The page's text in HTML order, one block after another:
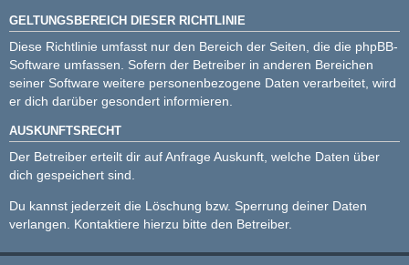
GELTUNGSBEREICH DIESER RICHTLINIE
Diese Richtlinie umfasst nur den Bereich der Seiten, die die phpBB-
Software umfassen. Sofern der Betreiber in anderen Bereichen
seiner Software weitere personenbezogene Daten verarbeitet, wird
er dich darüber gesondert informieren.
AUSKUNFTSRECHT
Der Betreiber erteilt dir auf Anfrage Auskunft, welche Daten über
dich gespeichert sind.
Du kannst jederzeit die Löschung bzw. Sperrung deiner Daten
verlangen. Kontaktiere hierzu bitte den Betreiber.